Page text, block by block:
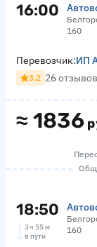
16:00
160
≈ 1836
Перевозчик:ИП
3.2 26 отзывов
18:50
160
3 ч 55 м
в пути